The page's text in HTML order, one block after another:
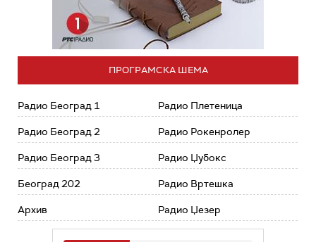
ПРОГРАМСКА ШЕМА
Радио Београд 1
Радио Београд 2
Радио Београд 3
Београд 202
Архив
Радио Плетеница
Радио Рокенролер
Радио Џубокс
Радио Вртешка
Радио Џезер